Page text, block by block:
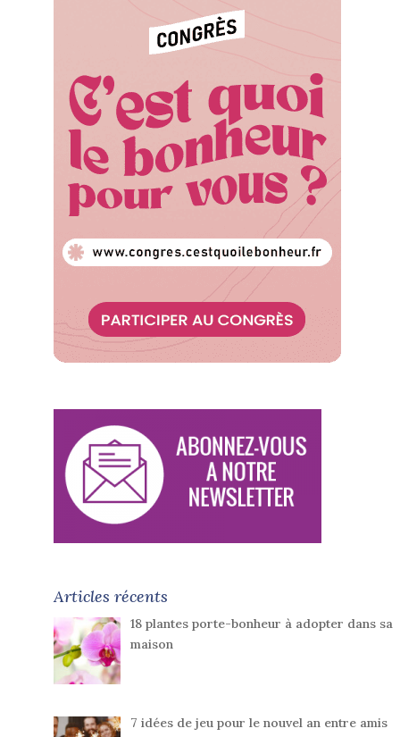
Articles récents
18 plantes porte-bonheur à adopter dans sa
maison
7 idées de jeu pour le nouvel an entre amis